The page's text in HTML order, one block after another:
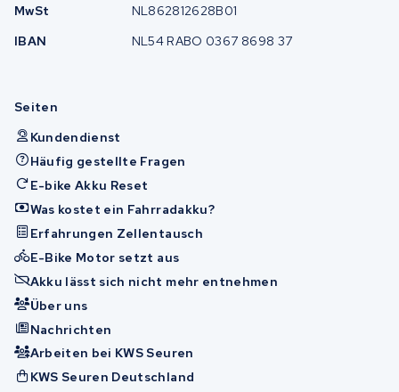
MwSt
NL862812628B01
IBAN
NL54 RABO 0367 8698 37
Seiten
Kundendienst
Häufig gestellte Fragen
E-bike Akku Reset
Was kostet ein Fahrradakku?
Erfahrungen Zellentausch
E-Bike Motor setzt aus
Akku lässt sich nicht mehr entnehmen
Über uns
Nachrichten
Arbeiten bei KWS Seuren
KWS Seuren Deutschland